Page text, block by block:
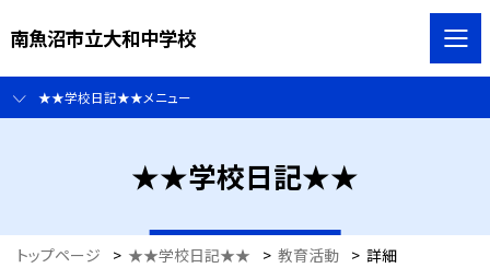
南魚沼市立大和中学校
★★学校日記★★メニュー
★★学校日記★★
トップページ > ★★学校日記★★ > 教育活動 > 詳細